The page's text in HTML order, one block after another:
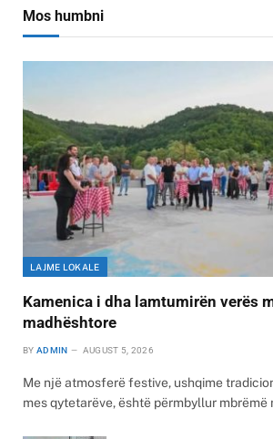
Mos humbni
LAJME LOKALE
Kamenica i dha lamtumirën verës
madhështore
BY ADMIN AUGUST 5, 2026
Me një atmosferë festive, ushqime
mes qytetarëve, është përmbyllur mbrëmë